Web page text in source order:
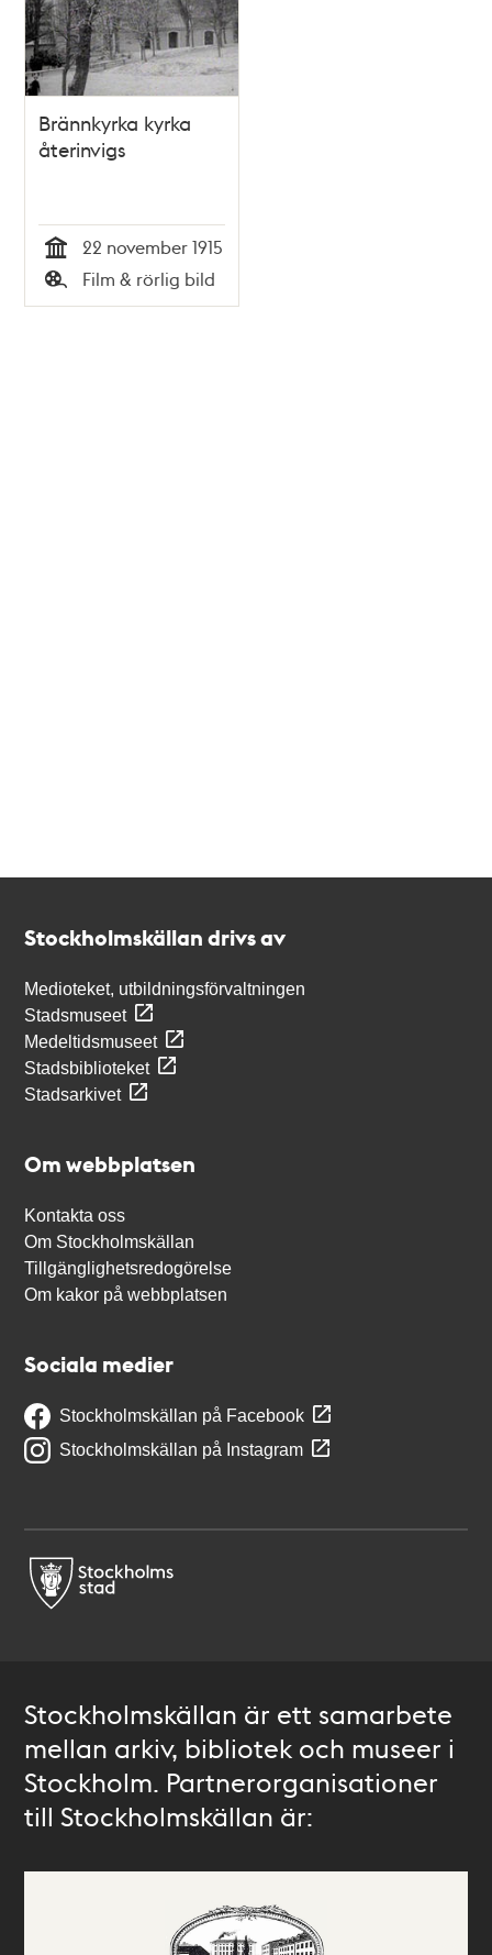
Brännkyrka kyrka
återinvigs
Tid
22 november 1915
Typ
Film & rörlig bild
Stockholmskällan drivs av
Medioteket, utbildningsförvaltningen
Stadsmuseet
Medeltidsmuseet
Stadsbiblioteket
Stadsarkivet
Om webbplatsen
Kontakta oss
Om Stockholmskällan
Tillgänglighetsredogörelse
Om kakor på webbplatsen
Sociala medier
Stockholmskällan på Facebook
Stockholmskällan på Instagram
Stockholmskällan är ett samarbete
mellan arkiv, bibliotek och museer i
Stockholm. Partnerorganisationer
till Stockholmskällan är: